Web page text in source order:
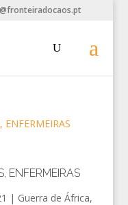
ENFERMEIRAS
| Guerra de África,